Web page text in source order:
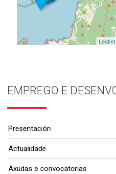
Leaflet
EMPREGO E
Presentación
Actualidade
Axudas e convocatorias